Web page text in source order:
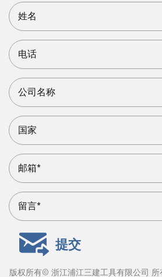
提交
版权所有© 浙江浦江三建工具有限公司 所